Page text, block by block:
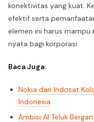
konektivitas yang kuat.
efektif serta
elemen ini harus mampu
nyata bagi korporasi.
Baca Juga:
Nokia dan Indosat
Indonesia
Ambisi AI Teluk